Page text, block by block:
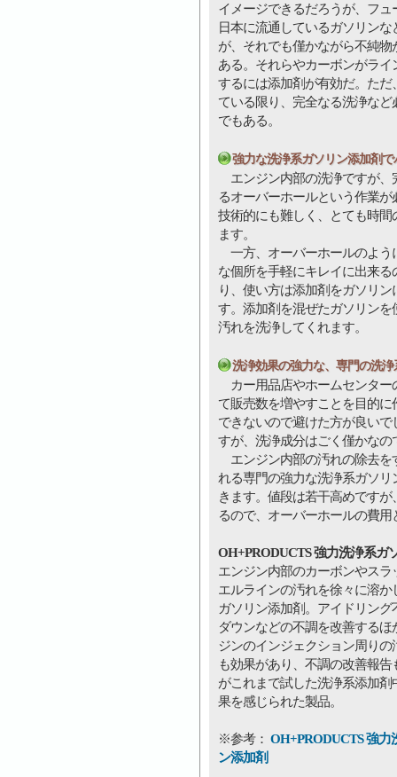
イメージできるだろうが、フ
日本に流通しているガソリン
が、それでも僅かながら不純
ある。それらやカーボンがラ
するには添加剤が有効だ。た
ている限り、完全なる洗浄な
でもある。
強力な洗浄系ガソリン添加剤
エンジン内部の洗浄ですが、
るオーバーホールという作業
技術的にも難しく、とても時
ます。
一方、オーバーホールのよう
な個所を手軽にキレイに出来
り、使い方は添加剤をガソリ
す。添加剤を混ぜたガソリン
汚れを洗浄してくれます。
洗浄効果の強力な、専門の洗
カー用品店やホームセンター
て販売数を増やすことを目的
できないので避けた方が良い
すが、洗浄成分はごく僅かな
エンジン内部の汚れの除去を
れる専門の強力な洗浄系ガソ
きます。値段は若干高めです
るので、オーバーホールの費
OH+PRODUCTS 強力洗浄系ガ
エンジン内部のカーボンやスラ
エルラインの汚れを徐々に溶か
ガソリン添加剤。アイドリング
ダウンなどの不調を改善するほ
ジンのインジェクション周りの
も効果があり、不調の改善報告
がこれまで試した洗浄系添加剤
果を感じられた製品。
※参考： OH+PRODUCTS 強力
ン添加剤